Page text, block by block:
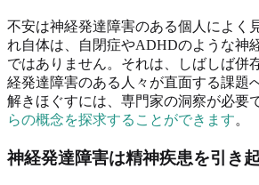
不安は神経発達障害のある個人によく
れ自体は、自閉症やADHDのような神
ではありません。それは、しばしば併
経発達障害のある人々が直面する課題
解きほぐすには、専門家の洞察が必要
らの概念を探求することができます。
神経発達障害は精神疾患を引き